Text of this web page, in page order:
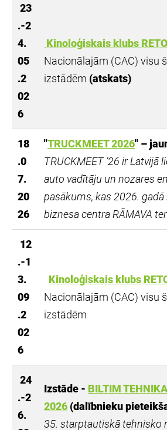
23
.-2
4.
05
.2
02
6
Kinoloģiskais klubs RETO
Nacionālajām (CAC) visu
izstādēm (atskats)
18
.0
7.
20
26
"TRUCKMEET 2026" –
TRUCKMEET ’26 ir Latvijā
auto vadītāju un nozares
pasākums, kas 2026. gadā
biznesa centra RĀMAVA
12
.-1
3.
09
.2
02
6
Kinoloģiskais klubs
Nacionālajām (CAC) visu
izstādēm
24
.-2
6.
Izstāde - BILTIM TEHNIKA
2026 (dalībnieku
35.starptautiskā tehnisko